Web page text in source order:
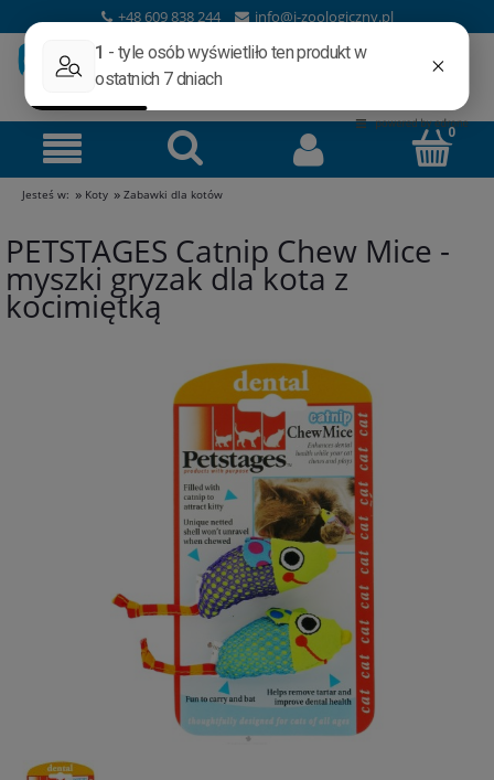
+48 609 838 244 info@i-zoologiczny.pl
Jesteś w: » Koty » Zabawki dla kotów
PETSTAGES Catnip Chew Mice -
myszki gryzak dla kota z
kocimiętką